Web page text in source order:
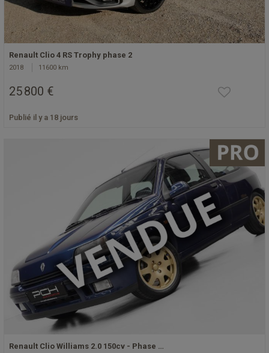
Renault Clio 4 RS Trophy phase 2
2018 11600 km
25 800 €
Publié il y a 18 jours
Renault Clio Williams 2.0 150cv - Phase …